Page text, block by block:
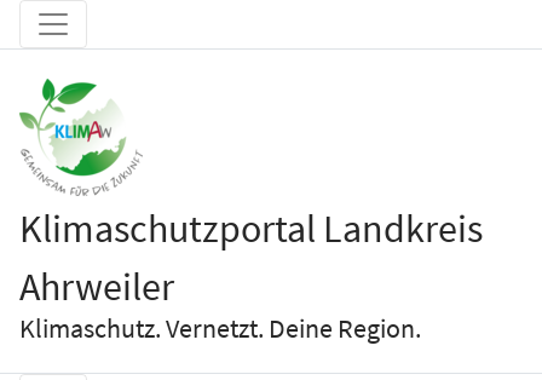
Klimaschutzportal Landkreis
Ahrweiler
Klimaschutz. Vernetzt. Deine Region.